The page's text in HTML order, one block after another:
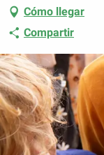
Cómo llegar
Compartir